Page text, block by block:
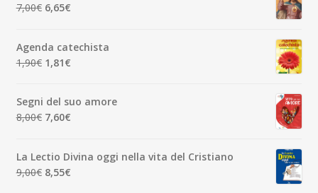
7,00€.
7,00€ Il
era:
7,00€.
6,65€Il
è:
6,65€.
Agenda catechista
1,90€ Il
era:
1,90€.
1,81€Il
è:
1,81€.
Segni del suo amore
8,00€ Il
era:
8,00€.
7,60€Il
è:
7,60€.
La Lectio Divina oggi nella vita del Cristiano
9,00€ Il
8,55€Il